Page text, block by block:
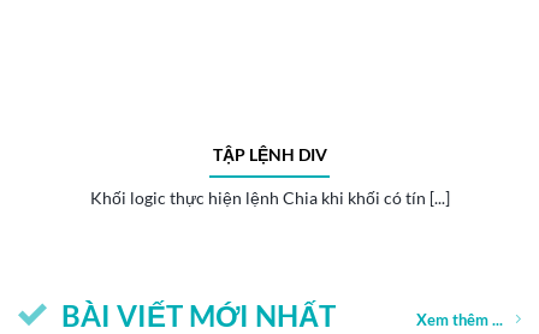
TẬP LỆNH DIV
Khối logic thực hiện lệnh Chia khi khối có tín [...]
BÀI VIẾT MỚI NHẤT Xem thêm ...